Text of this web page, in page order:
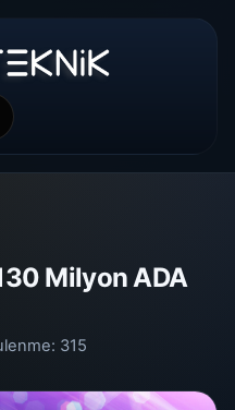
Milyon ADA
315